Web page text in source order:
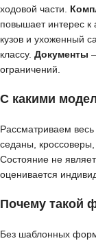
ходовой части.
повышает интерес к
кузов и ухоженный
классу. Документы
ограничений.
С какими
Рассматриваем
седаны,
Состояние не
оценивается
Почему такой
Без шаблонных